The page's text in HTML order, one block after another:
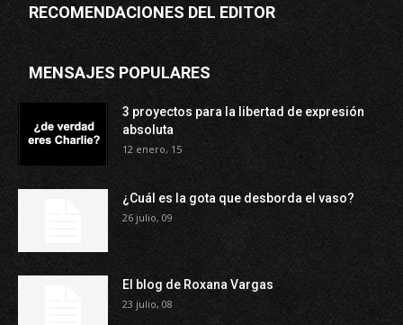
RECOMENDACIONES DEL EDITOR
MENSAJES POPULARES
3 proyectos para la libertad de expresión
absoluta
12 enero, 15
¿Cuál es la gota que desborda el vaso?
26 julio, 09
El blog de Roxana Vargas
23 julio, 08